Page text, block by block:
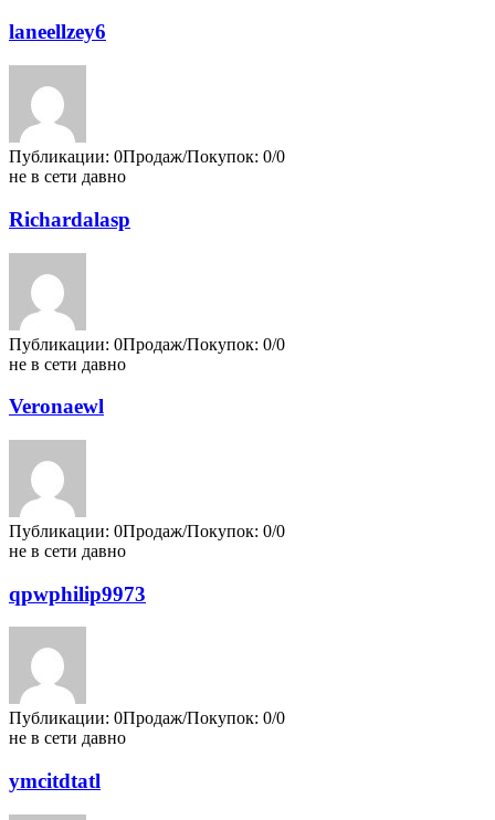
laneellzey6
Публикации: 0Продаж/Покупок: 0/0
не в сети давно
Richardalasp
Публикации: 0Продаж/Покупок: 0/0
не в сети давно
Veronaewl
Публикации: 0Продаж/Покупок: 0/0
не в сети давно
qpwphilip9973
Публикации: 0Продаж/Покупок: 0/0
не в сети давно
ymcitdtatl